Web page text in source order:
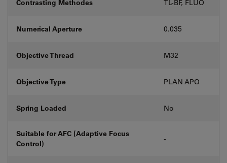
Contrasting Methodes TL-BF, FLUO
Numerical Aperture 0.035
Objective Thread M32
Objective Type PLAN APO
Spring Loaded No
Suitable for AFC (Adaptive Focus
Control)
-